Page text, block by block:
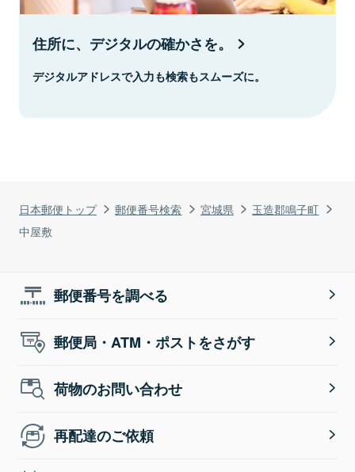
日本郵便トップ 郵便番号検索 宮城県
玉造郡鳴子町
中屋敷
住所に、デジタルの確かさを。
デジタルアドレスで入力も検索もスムーズに。
郵便番号を調べる
郵便局・ATM・ポストをさがす
荷物のお問い合わせ
再配達のご依頼